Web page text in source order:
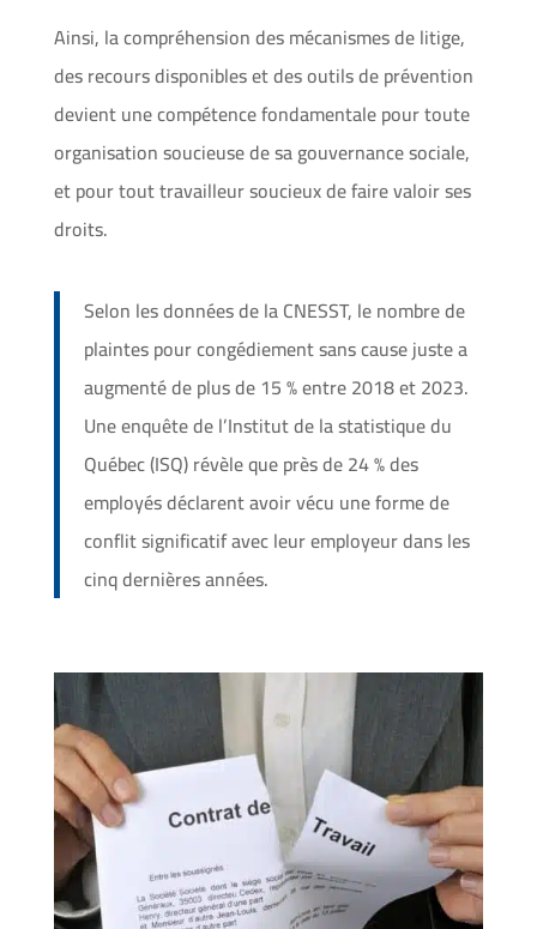
Ainsi, la compréhension des mécanismes de litige,
des recours disponibles et des outils de prévention
devient une compétence fondamentale pour toute
organisation soucieuse de sa gouvernance sociale,
et pour tout travailleur soucieux de faire valoir ses
droits.
Selon les données de la CNESST, le nombre de
plaintes pour congédiement sans cause juste a
augmenté de plus de 15 % entre 2018 et 2023.
Une enquête de l’Institut de la statistique du
Québec (ISQ) révèle que près de 24 % des
employés déclarent avoir vécu une forme de
conflit significatif avec leur employeur dans les
cinq dernières années.